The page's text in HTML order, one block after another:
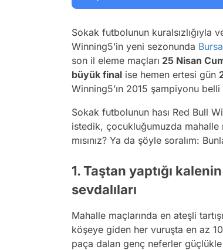
Sokak futbolunun kuralsızlığıyla
Winning5’in yeni sezonunda Bursa
son il eleme maçları 25 Nisan
büyük final ise hemen ertesi gün
Winning5’ın 2015 şampiyonu
Sokak futbolunun hası Red Bull
istedik, çocukluğumuzda mahalle
mısınız? Ya da şöyle soralım:
1. Taştan yaptığı
sevdalıları
Mahalle maçlarında en ateşli
köşeye giden her vuruşta en az
paça dalan genç neferler güçlükle